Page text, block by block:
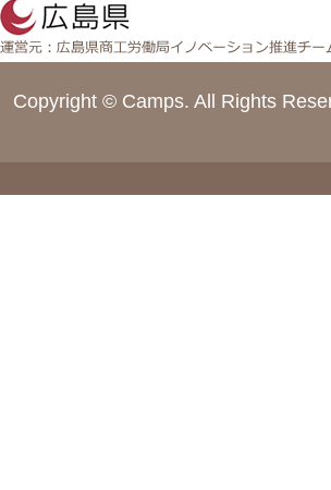
Copyright © Camps. All Rights